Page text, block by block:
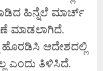
ಹಿನ್ನೆಲೆ ಮಾರ್ಚ್‌
ಮಾಡಲಾಗಿದೆ.
ಆದೇಶದಲ್ಲಿ
ಎಂದು ತಿಳಿಸಿದೆ.